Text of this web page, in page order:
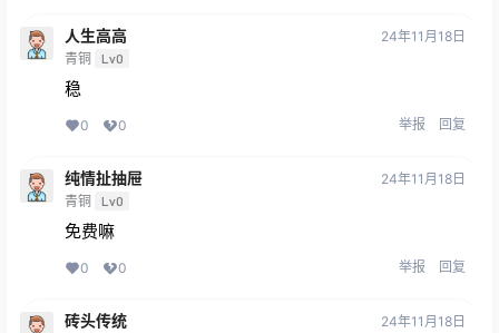
人生高高
青铜 Lv0
24年11月18日
稳
0 0 举报 回复
纯情扯抽屉
青铜 Lv0
24年11月18日
免费嘛
0 0 举报 回复
砖头传统 24年11月18日